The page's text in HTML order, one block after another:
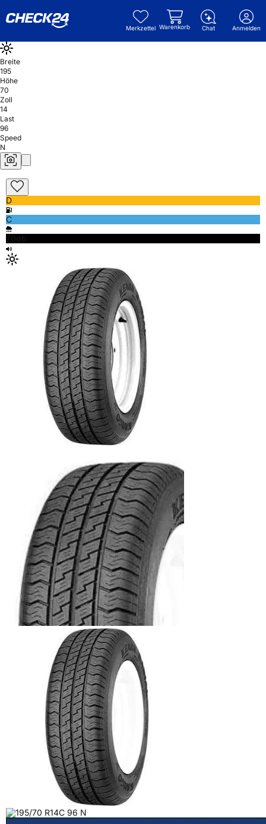
Merkzettel Warenkorb Chat Anmelden
Breite
195
Höhe
70
Zoll
14
Last
96
Speed
N
D
C
70db